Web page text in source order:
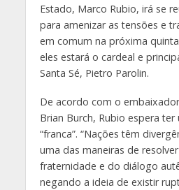
Estado, Marco Rubio, irá se
para amenizar as tensões e
em comum na próxima
eles estará o cardeal e
Santa Sé, Pietro Parolin.
De acordo com o
Brian Burch, Rubio espera ter
“franca”. “Nações têm
uma das maneiras de
fraternidade e do diálogo
negando a ideia de existir